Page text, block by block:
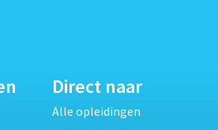
Direct naar
Alle opleidingen